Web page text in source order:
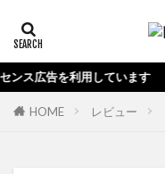
ています
HOME レビュー